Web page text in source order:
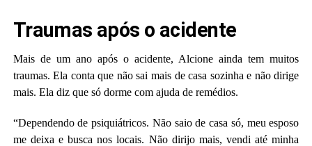
Traumas após o acidente
Mais de um ano após o acidente, Alcione ainda tem muitos
traumas. Ela conta que não sai mais de casa sozinha e não dirige
mais. Ela diz que só dorme com ajuda de remédios.
“Dependendo de psiquiátricos. Não saio de casa só, meu esposo
me deixa e busca nos locais. Não dirijo mais, vendi até minha